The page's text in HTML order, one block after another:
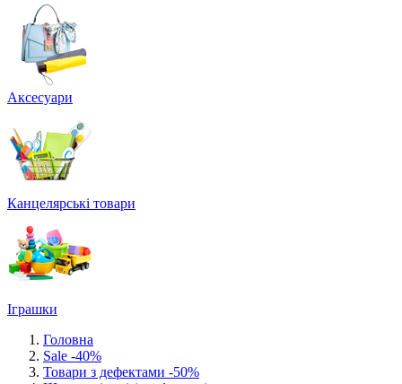
Аксесуари
Канцелярські товари
Іграшки
Головна
Sale -40%
Товари з дефектами -50%